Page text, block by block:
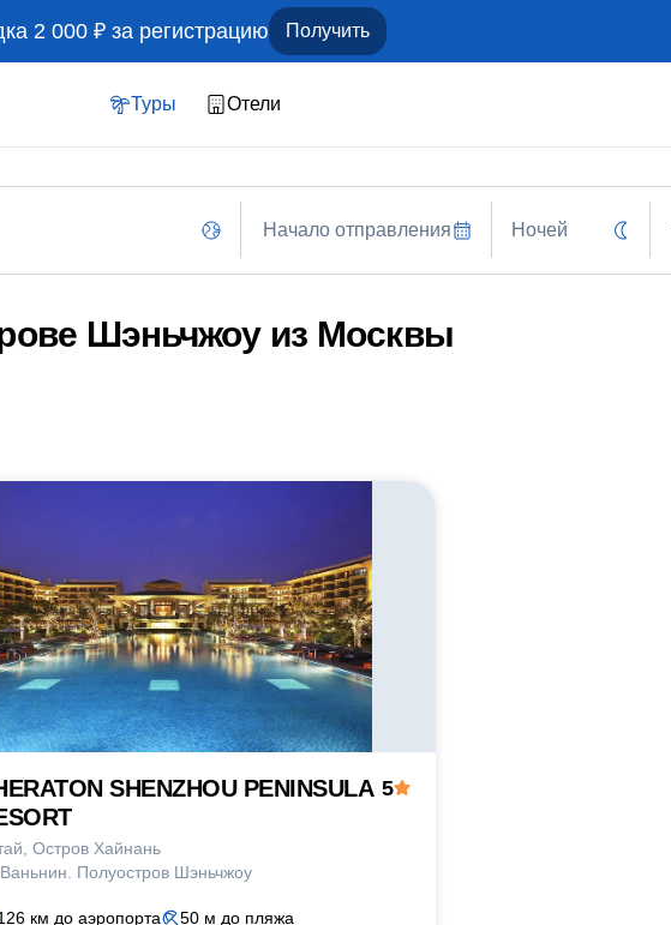
2 000 ₽ за регистрацию Получить
Туры Отели
Начало отправления Ночей
Шэньчжоу из Москвы
SHENZHOU PENINSULA
Остров Хайнань
Ваньнин. Полуостров Шэньчжоу
5
км до аэропорта 50 м до пляжа